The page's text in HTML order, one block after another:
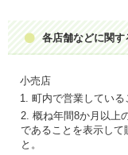
各店舗などに関す
小売店
1. 町内で営業している
2. 概ね年間8か月以上
であることを表示して
と。